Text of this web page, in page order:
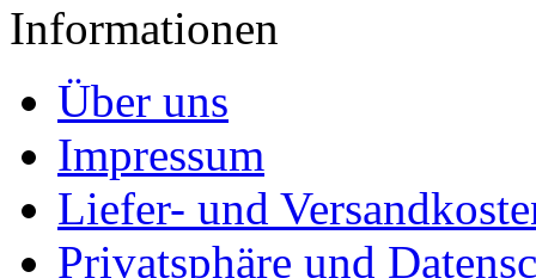
Informationen
Über uns
Impressum
Liefer- und
Privatsphäre und